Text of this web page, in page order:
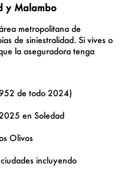
y Malambo
metropolitana de
de siniestralidad. Si vives o
la aseguradora tenga
de todo 2024)
en Soledad
Olivos
incluyendo